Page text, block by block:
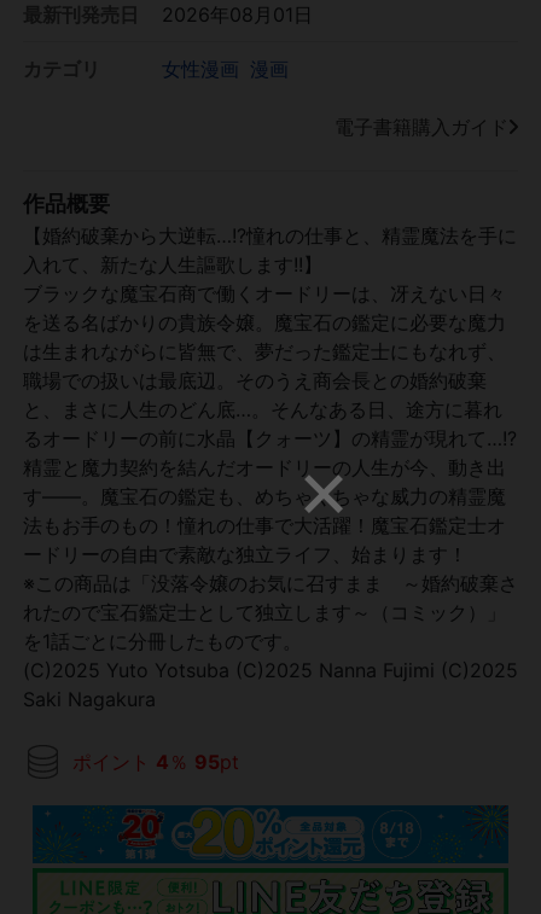
2026年08月01日
女性漫画 漫画
電子書籍購入ガイド
作品概要
【婚約破棄から大逆転…!?憧れの仕事と、精霊魔法を手に
入れて、新たな人生謳歌します!!】
ブラックな魔宝石商で働くオードリーは、冴えない日々
を送る名ばかりの貴族令嬢。魔宝石の鑑定に必要な魔力
は生まれながらに皆無で、夢だった鑑定士にもなれず、
職場での扱いは最底辺。そのうえ商会長との婚約破棄
と、まさに人生のどん底…。そんなある日、途方に暮れ
るオードリーの前に水晶【クォーツ】の精霊が現れて…!?
精霊と魔力契約を結んだオードリーの人生が今、動き出
す――。魔宝石の鑑定も、めちゃくちゃな威力の精霊魔
法もお手のもの！憧れの仕事で大活躍！魔宝石鑑定士オ
ードリーの自由で素敵な独立ライフ、始まります！
※この商品は「没落令嬢のお気に召すまま ～婚約破棄さ
れたので宝石鑑定士として独立します～（コミック）」
を1話ごとに分冊したものです。
(C)2025 Yuto Yotsuba (C)2025 Nanna Fujimi (C)2025
Saki Nagakura
ポイント 4 ％ 95pt